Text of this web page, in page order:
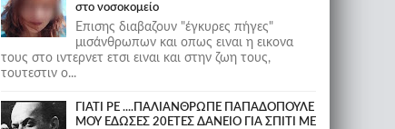
στο νοσοκομείο
Επισης διαβαζουν "έγκυρες πήγες"
μισάνθρωπων και οπως ειναι η εικονα
τους στο ιντερνετ ετσι ειναι και στην ζωη τους,
τουτεστιν ο...
ΓΙΑΤΙ ΡΕ ....ΠΑΛΙΑΝΘΡΩΠΕ ΠΑΠΑΔΟΠΟΥΛΕ
ΜΟΥ ΕΔΩΣΕΣ 20ΕΤΕΣ ΔΑΝΕΙΟ ΓΙΑ ΣΠΙΤΙ ΜΕ